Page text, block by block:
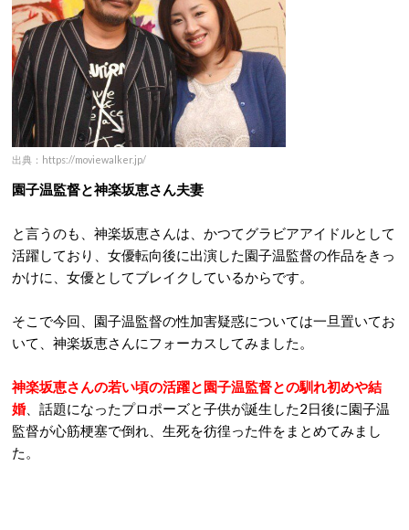
出典：https://moviewalker.jp/
園子温監督と神楽坂恵さん夫妻
と言うのも、神楽坂恵さんは、かつてグラビアアイドルとして
活躍しており、女優転向後に出演した園子温監督の作品をきっ
かけに、女優としてブレイクしているからです。
そこで今回、園子温監督の性加害疑惑については一旦置いてお
いて、神楽坂恵さんにフォーカスしてみました。
神楽坂恵さんの若い頃の活躍と園子温監督との馴れ初めや結
婚、話題になったプロポーズと子供が誕生した2日後に園子温
監督が心筋梗塞で倒れ、生死を彷徨った件をまとめてみまし
た。